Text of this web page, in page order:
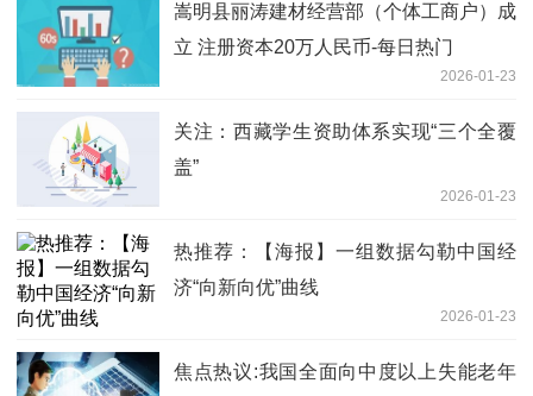
嵩明县丽涛建材经营部（个体工商户）成
立 注册资本20万人民币-每日热门
2026-01-23
关注：西藏学生资助体系实现“三个全覆
盖”
2026-01-23
热推荐：【海报】一组数据勾勒中国经
济“向新向优”曲线
2026-01-23
焦点热议:我国全面向中度以上失能老年